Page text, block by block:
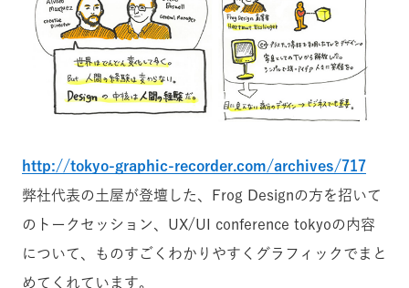
http://tokyo-graphic-recorder.com/archives/717
弊社代表の土屋が登壇した、Frog Designの方を招いて
のトークセッション、UX/UI conference tokyoの内容
について、ものすごくわかりやすくグラフィックでまと
めてくれています。